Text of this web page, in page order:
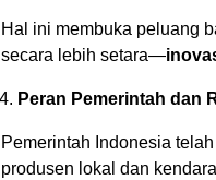
Hal ini membuka peluang
secara lebih setara—
Peran Pemerintah dan
Pemerintah Indonesia
produsen lokal dan